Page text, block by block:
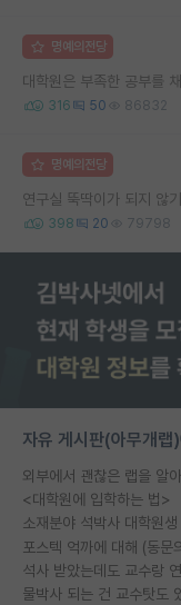
명예의전당
대학원은 부족한 공부를
316 50 86832
명예의전당
연구실 뚝딱이가 되지 않
398 20 79798
자유 게시판(아무개랩
외부에서 괜찮은 랩을 알
<대학원에 입학하는 법>
소재분야 석박사 대학원
석사 받았는데도 교수랑
물박사 되는 건 교수탓도